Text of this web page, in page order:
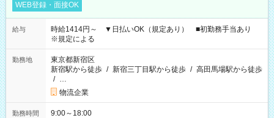
WEB登録・面接OK
給与
時給1414円～ ▼日払いOK（規定あり） ■初勤務手当あり
※規定による
勤務地
東京都新宿区
新宿駅から徒歩 / 新宿三丁目駅から徒歩 / 高田馬場駅から徒歩
/ …
物流企業
勤務時間 9:00～18:00